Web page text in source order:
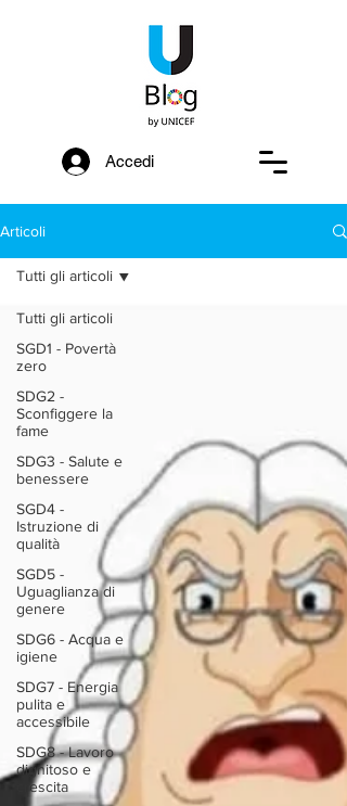
Accedi
Articoli
Tutti gli articoli
SGD1 - Povertà
zero
SDG2 -
Sconfiggere la
fame
SDG3 - Salute e
benessere
SGD4 -
Istruzione di
qualità
SGD5 -
Uguaglianza di
genere
SDG6 - Acqua e
igiene
SDG7 - Energia
pulita e
accessibile
SDG8 - Lavoro
dignitoso e
crescita
Tutti gli articoli